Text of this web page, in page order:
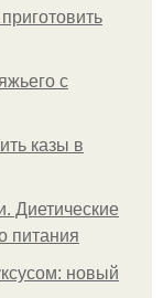
с
казы в
Диетические
питания
новый